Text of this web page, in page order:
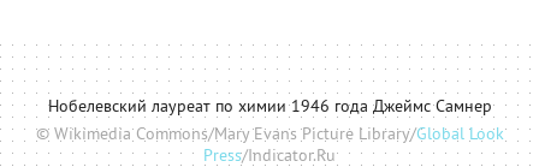
Нобелевский лауреат по химии 1946 года Джеймс Самнер
© Wikimedia Commons/Mary Evans Picture Library/Global Look
Press/Indicator.Ru